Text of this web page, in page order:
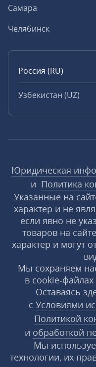
Самара
Челябинск
Россия (RU)
Узбекистан (UZ)
Юридическая
и Политика
Указанные на
характер и не
если явно не
товаров на
характер и могут
Мы сохраняем
в
Оставаясь
с Условиями
Политикой
и обработкой
Мы
технологии, их